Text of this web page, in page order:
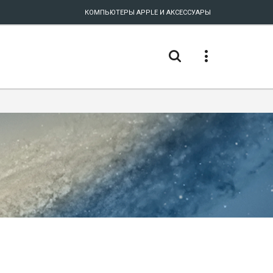
КОМПЬЮТЕРЫ APPLE И АКСЕССУАРЫ